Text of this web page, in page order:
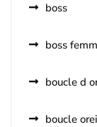
boss
boss
boucle d
boucle